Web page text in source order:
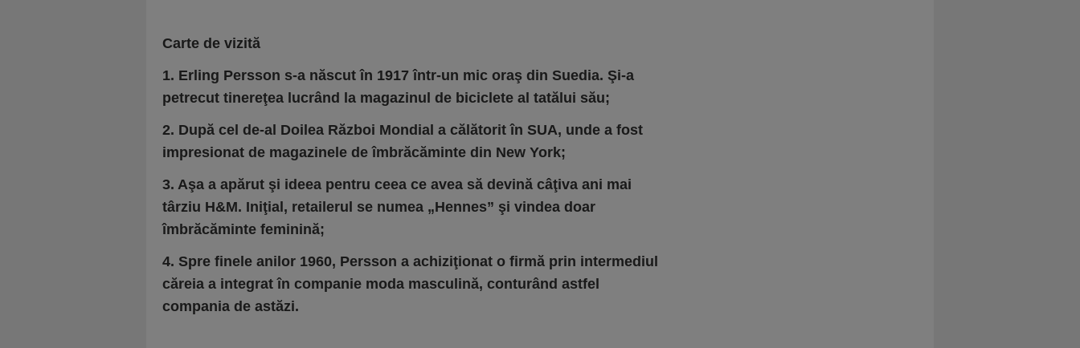
Carte de vizită
1. Erling Persson s-a născut în 1917 într-un mic oraş din Suedia. Şi-a
petrecut tinereţea lucrând la magazinul de biciclete al tatălui său;
2. După cel de-al Doilea Război Mondial a călătorit în SUA, unde a fost
impresionat de magazinele de îmbrăcăminte din New York;
3. Aşa a apărut şi ideea pentru ceea ce avea să devină câţiva ani mai
târziu H&M. Iniţial, retailerul se numea „Hennes” şi vindea doar
îmbrăcăminte feminină;
4. Spre finele anilor 1960, Persson a achiziţionat o firmă prin intermediul
căreia a integrat în companie moda masculină, conturând astfel
compania de astăzi.